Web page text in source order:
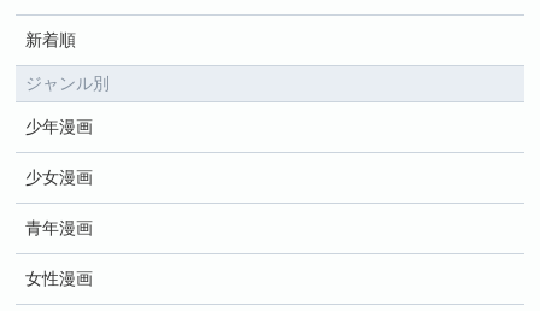
新着順
ジャンル別
少年漫画
少女漫画
青年漫画
女性漫画